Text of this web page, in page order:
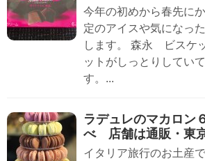
今年の初めから春先に
定のアイスや気になっ
します。 森永 ビスケ
ットがしっとりしてい
す。...
ラデュレのマカロン
べ 店舗は通販・東
イタリア旅行のお土産